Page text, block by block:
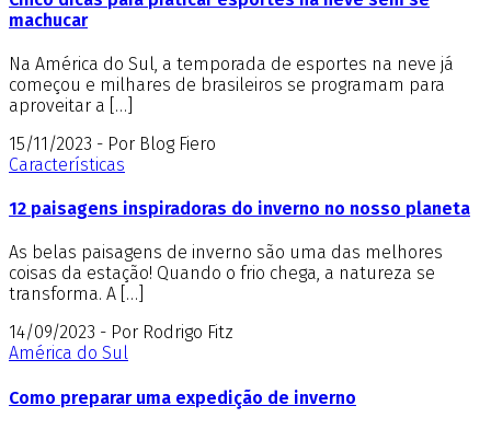
machucar
Na América do Sul, a temporada de esportes na neve já
começou e milhares de brasileiros se programam para
aproveitar a […]
15/11/2023 - Por Blog Fiero
Características
12 paisagens inspiradoras do inverno no nosso planeta
As belas paisagens de inverno são uma das melhores
coisas da estação! Quando o frio chega, a natureza se
transforma. A […]
14/09/2023 - Por Rodrigo Fitz
América do Sul
Como preparar uma expedição de inverno